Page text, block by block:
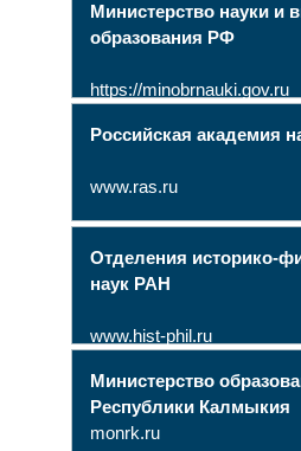
Министерство науки и
образования РФ
https://minobrnauki.gov.ru
Российская академия
www.ras.ru
Отделения историко-
наук РАН
www.hist-phil.ru
Министерство
Республики Калмыкия
monrk.ru